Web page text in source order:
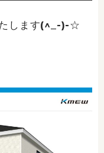
たします(^_-)-☆